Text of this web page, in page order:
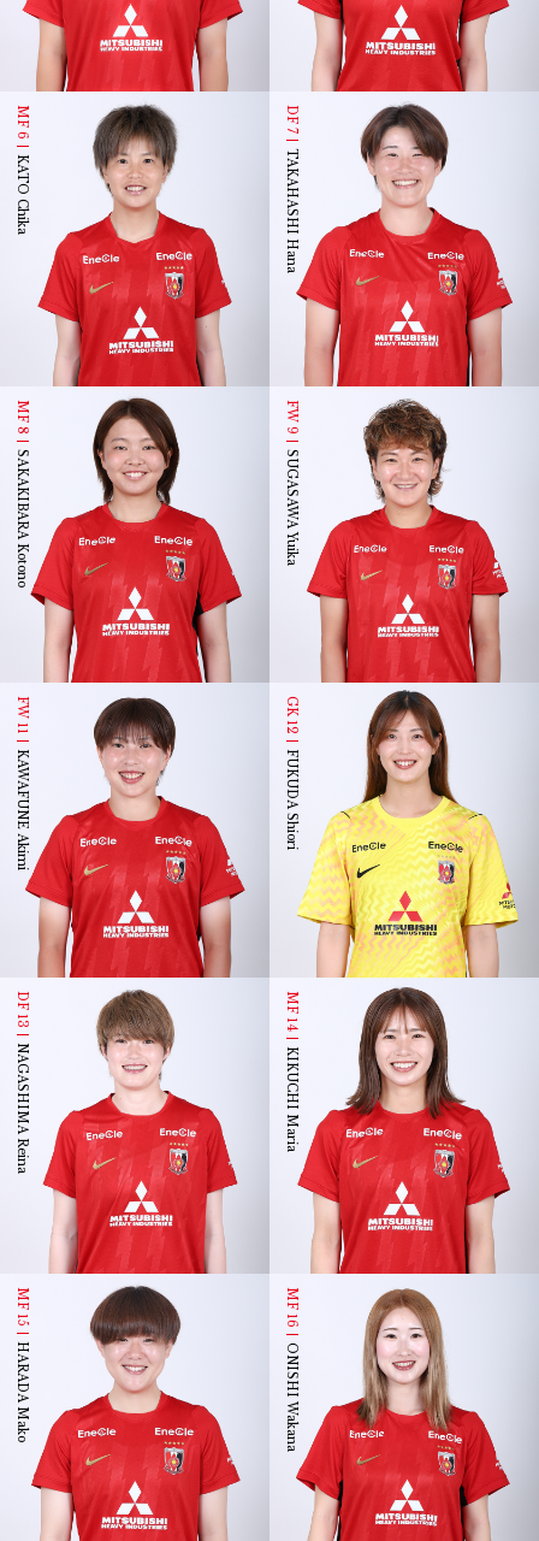
MF 6
KATO Chika
DF 7
TAKAHASHI Hana
MF 8
SAKAKIBARA Kotono
FW 9
SUGASAWA Yuika
FW 11
KAWAFUNE Akimi
GK 12
FUKUDA Shiori
DF 13
NAGASHIMA Reina
MF 14
KIKUCHI Maria
MF 15
HARADA Mako
MF 16
ONISHI Wakana